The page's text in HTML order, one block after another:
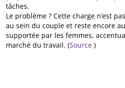
tâches.
Le problème ? Cette charge n’est
au sein du couple et reste encore
supportée par les femmes,
marché du travail. (Source )